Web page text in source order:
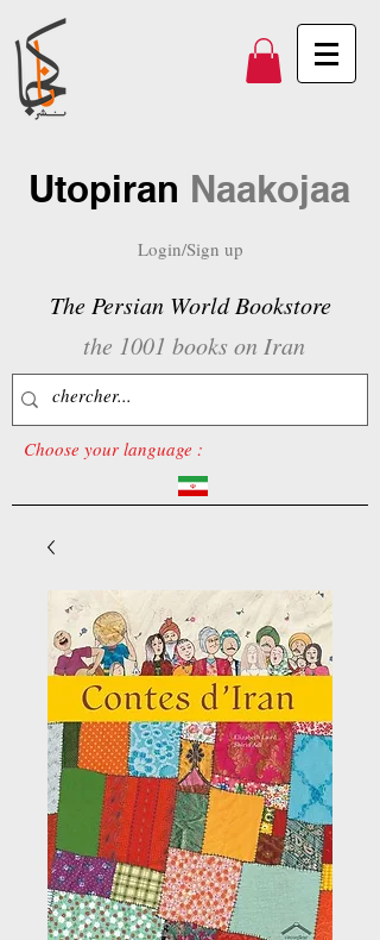
Utopiran Naakojaa
Login/Sign up
The Persian World Bookstore
the 1001 books on Iran
Choose your language :